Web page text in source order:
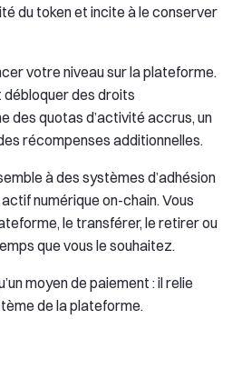
du token et incite à le conserver
votre niveau sur la plateforme.
débloquer des droits
des quotas d’activité accrus, un
récompenses additionnelles.
à des systèmes d’adhésion
numérique on-chain. Vous
le transférer, le retirer ou
que vous le souhaitez.
moyen de paiement : il relie
de la plateforme.